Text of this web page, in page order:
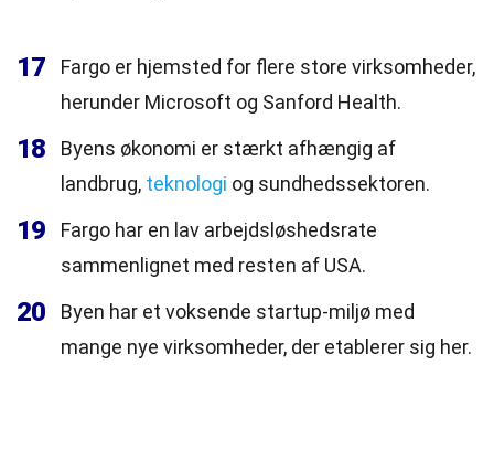
17
Fargo er hjemsted for flere store virksomheder,
herunder Microsoft og Sanford Health.
18
Byens økonomi er stærkt afhængig af
landbrug, teknologi og sundhedssektoren.
19
Fargo har en lav arbejdsløshedsrate
sammenlignet med resten af USA.
20
Byen har et voksende startup-miljø med
mange nye virksomheder, der etablerer sig her.